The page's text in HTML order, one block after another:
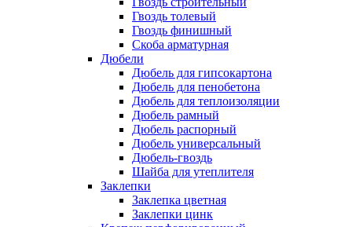
Гвоздь толевый
Гвоздь финишный
Скоба арматурная
Дюбели
Дюбель для гипсокартона
Дюбель для пенобетона
Дюбель для теплоизоляции
Дюбель рамный
Дюбель распорный
Дюбель универсальный
Дюбель-гвоздь
Шайба для утеплителя
Заклепки
Заклепка цветная
Заклепки цинк